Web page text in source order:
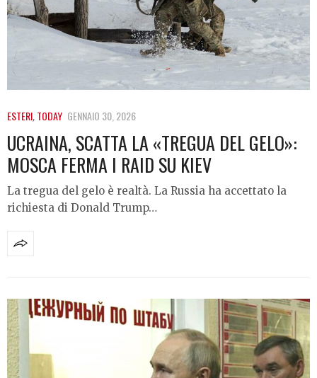
ESTERI,TODAY GENNAIO 30, 2026
UCRAINA, SCATTA LA «TREGUA DEL GELO»:
MOSCA FERMA I RAID SU KIEV
La tregua del gelo è realtà. La Russia ha accettato la
richiesta di Donald Trump…